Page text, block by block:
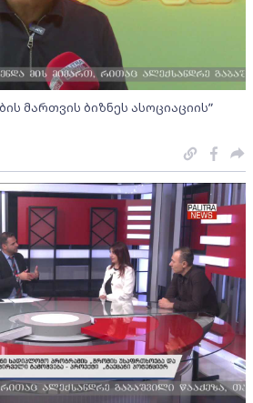
მართვის ბიზნეს ასოციაციის”